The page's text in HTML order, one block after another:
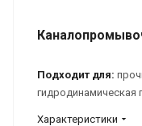
Подходит для:
гидродинамическая
Характеристики